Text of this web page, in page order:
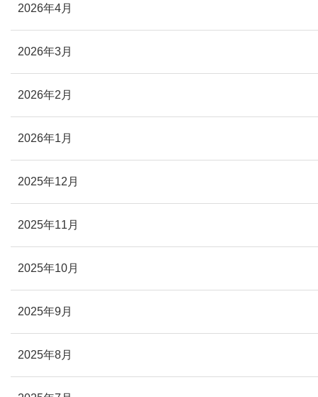
2026年4月
2026年3月
2026年2月
2026年1月
2025年12月
2025年11月
2025年10月
2025年9月
2025年8月